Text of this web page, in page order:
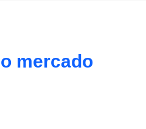
mercado